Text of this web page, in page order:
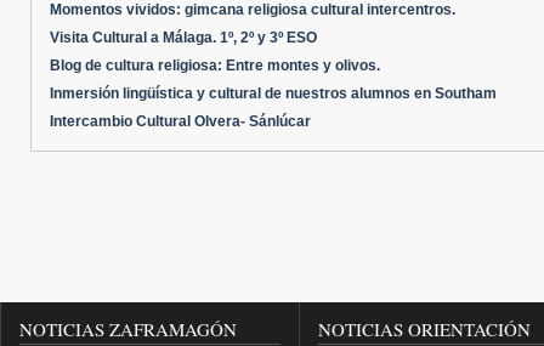
Momentos vividos: gimcana religiosa cultural intercentros.
Visita Cultural a Málaga. 1º, 2º y 3º ESO
Blog de cultura religiosa: Entre montes y olivos.
Inmersión lingüística y cultural de nuestros alumnos en Southam
Intercambio Cultural Olvera- Sánlúcar
NOTICIAS ZAFRAMAGÓN NOTICIAS ORIENTACIÓN